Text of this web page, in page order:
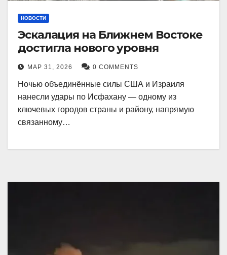
НОВОСТИ
Эскалация на Ближнем Востоке
достигла нового уровня
МАР 31, 2026 0 COMMENTS
Ночью объединённые силы США и Израиля
нанесли удары по Исфахану — одному из
ключевых городов страны и району, напрямую
связанному…